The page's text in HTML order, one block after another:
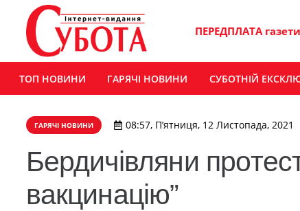
ПЕРЕДПЛАТА
ТОП НОВИНИ ГАРЯЧІ НОВИНИ СУБОТНІЙ
ГАРЯЧІ НОВИНИ 08:57, П’ятниця, 12 Листопада, 2021
Бердичівляни
вакцинацію”